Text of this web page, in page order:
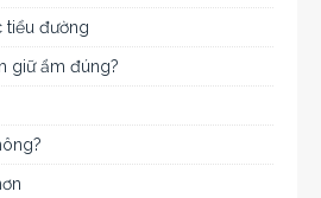
tiểu đường
giữ ẩm đúng?